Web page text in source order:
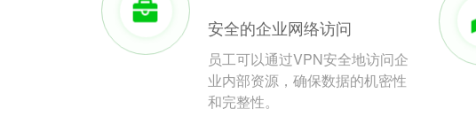
安全的企业网络访问
员工可以通过VPN安全地访问企
业内部资源，确保数据的机密性
和完整性。